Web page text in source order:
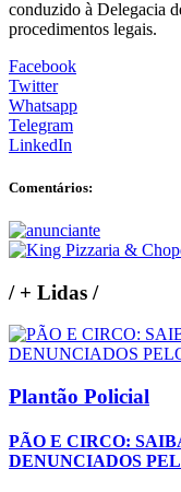
conduzido à Delegacia
procedimentos legais.
Facebook
Twitter
Whatsapp
Telegram
LinkedIn
Comentários:
/+ Lidas /
Plantão Policial
PÃO E CIRCO:
DENUNCIADOS